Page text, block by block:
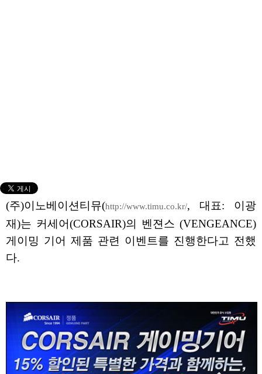
(주)이노베이션티뮤(http://www.timu.co.kr/, 대표: 이광
재)는 커세어(CORSAIR)의 벤젼스 (VENGEANCE)
게이밍 기어 제품 관련 이벤트를 진행한다고 전했
다.